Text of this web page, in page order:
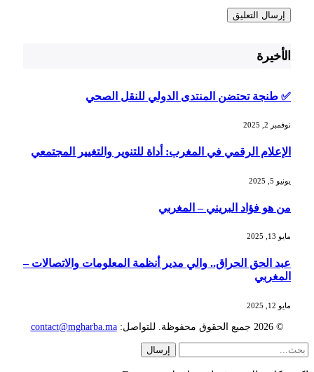
الأخيرة
✅ طنجة تحتضن المنتدى الدولي للنقل الصحي
نوفمبر 2, 2025
الإعلام الرقمي في المغرب: أداة للتنوير والتغيير المجتمعي
يونيو 5, 2025
من هو فؤاد البريني – المغربي
مايو 13, 2025
عبد الحق الحراق.. والي مدير أنظمة المعلومات والاتصالات –
المغربي
مايو 12, 2025
© 2026 جميع الحقوق محفوظة. للتواصل: contact@mgharba.ma
إرسال